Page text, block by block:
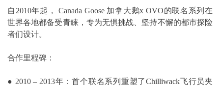
自2010年起， Canada Goose 加拿大鹅x OVO的联名系列在
世界各地都备受青睐，专为无惧挑战、坚持不懈的都市探险
者们设计。
合作里程碑：
● 2010 – 2013年：首个联名系列重塑了Chilliwack飞行员夹